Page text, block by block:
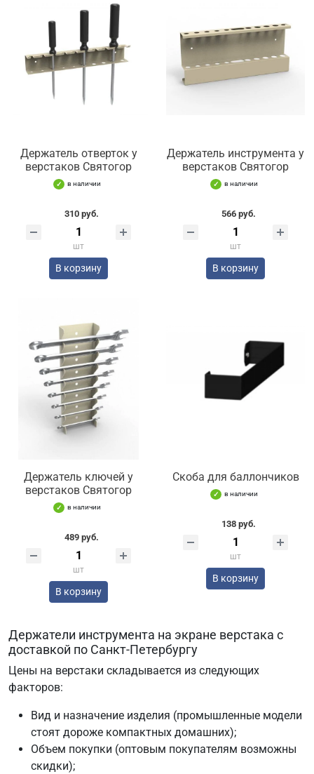
Держатель отверток у
верстаков Святогор
в наличии
310 руб.
шт
В корзину
Держатель инструмента у
верстаков Святогор
в наличии
566 руб.
шт
В корзину
Держатель ключей у
верстаков Святогор
в наличии
489 руб.
шт
В корзину
Скоба для баллончиков
в наличии
138 руб.
шт
В корзину
Держатели инструмента на экране верстака с
доставкой по Санкт-Петербургу
Цены на верстаки складывается из следующих
факторов:
Вид и назначение изделия (промышленные модели
стоят дороже компактных домашних);
Объем покупки (оптовым покупателям возможны
скидки);